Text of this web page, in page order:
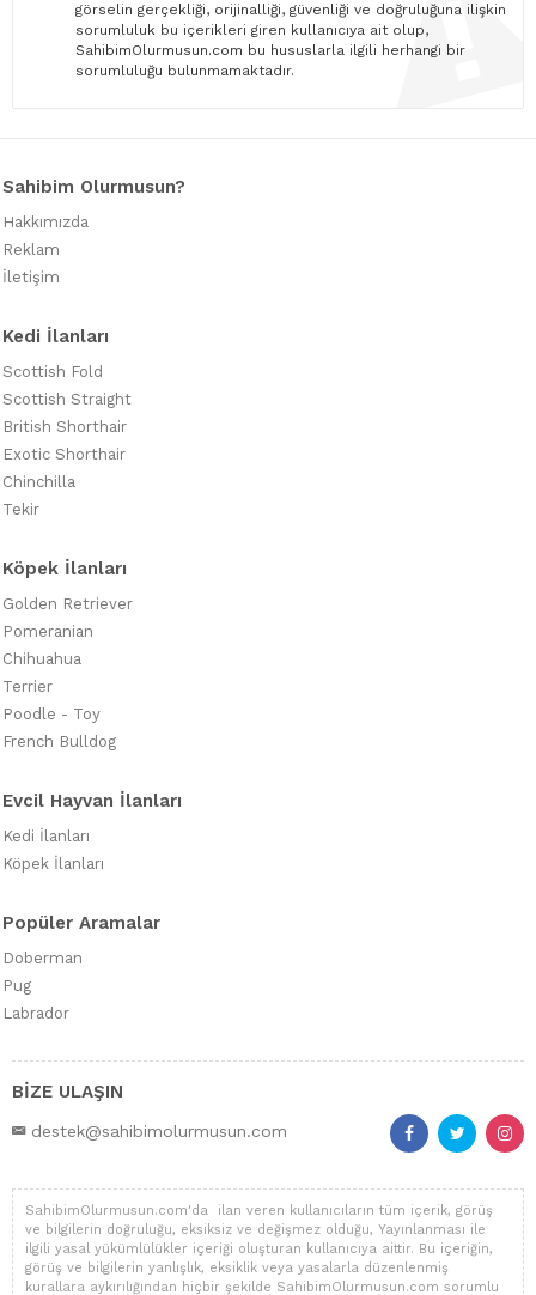
görselin gerçekliği, orijinalliği, güvenliği ve doğruluğuna ilişkin
sorumluluk bu içerikleri giren kullanıcıya ait olup,
SahibimOlurmusun.com bu hususlarla ilgili herhangi bir
sorumluluğu bulunmamaktadır.
Sahibim Olurmusun?
Hakkımızda
Reklam
İletişim
Kedi İlanları
Scottish Fold
Scottish Straight
British Shorthair
Exotic Shorthair
Chinchilla
Tekir
Köpek İlanları
Golden Retriever
Pomeranian
Chihuahua
Terrier
Poodle - Toy
French Bulldog
Evcil Hayvan İlanları
Kedi İlanları
Köpek İlanları
Popüler Aramalar
Doberman
Pug
Labrador
BİZE ULAŞIN
destek@sahibimolurmusun.com
SahibimOlurmusun.com'da ilan veren kullanıcıların tüm içerik, görüş
ve bilgilerin doğruluğu, eksiksiz ve değişmez olduğu, Yayınlanması ile
ilgili yasal yükümlülükler içeriği oluşturan kullanıcıya aittir. Bu içeriğin,
görüş ve bilgilerin yanlışlık, eksiklik veya yasalarla düzenlenmiş
kurallara aykırılığından hiçbir şekilde SahibimOlurmusun.com sorumlu